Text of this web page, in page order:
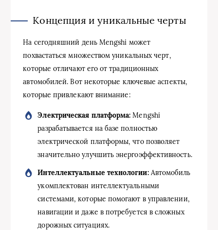
Концепция и уникальные черты
На сегодняшний день Mengshi может
похвастаться множеством уникальных черт,
которые отличают его от традиционных
автомобилей. Вот некоторые ключевые аспекты,
которые привлекают внимание:
Электрическая платформа: Mengshi
разрабатывается на базе полностью
электрической платформы, что позволяет
значительно улучшить энергоэффективность.
Интеллектуальные технологии:Автомобиль
укомплектован интеллектуальными
системами, которые помогают в управлении,
навигации и даже в потребуется в сложных
дорожных ситуациях.